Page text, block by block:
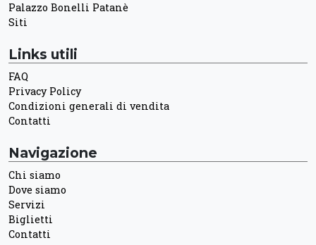
Palazzo Bonelli Patanè
Siti
Links utili
FAQ
Privacy Policy
Condizioni generali di vendita
Contatti
Navigazione
Chi siamo
Dove siamo
Servizi
Biglietti
Contatti